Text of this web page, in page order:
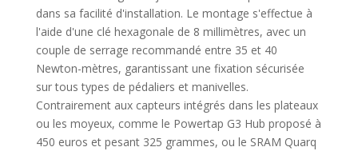
dans sa facilité d'installation. Le montage s'effectue à
l'aide d'une clé hexagonale de 8 millimètres, avec un
couple de serrage recommandé entre 35 et 40
Newton-mètres, garantissant une fixation sécurisée
sur tous types de pédaliers et manivelles.
Contrairement aux capteurs intégrés dans les plateaux
ou les moyeux, comme le Powertap G3 Hub proposé à
450 euros et pesant 325 grammes, ou le SRAM Quarq